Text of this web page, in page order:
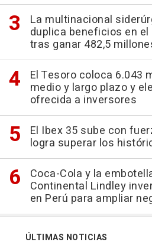
La multinacional
duplica beneficios en
tras ganar 482,5
El Tesoro coloca 6.043
medio y largo plazo y
ofrecida a inversores
El Ibex 35 sube con
logra superar los
Coca-Cola y la
Continental Lindley
en Perú para ampliar
ÚLTIMAS NOTICIAS